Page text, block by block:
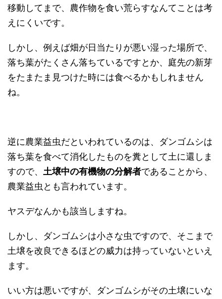
移動してまで、農作物を食い荒らすなんてことは考
えにくいです。
しかし、例えば畑が日当たりが悪い湿った場所で、
落ち葉がたくさん落ちているですとか、庭先の新芽
をたまたま見つけた時には食べるかもしれません
ね。
逆に農業益虫だといわれているのは、ダンゴムシは
落ち葉を食べて消化したものを糞として土に還しま
すので、 土壌中の有機物の分解者であることから、
農業益虫とも言われています。
ヤスデなんかも該当しますね。
しかし、ダンゴムシは小さな虫ですので、そこまで
土壌を改良できるほどの威力は持っていないといえ
ます。
いい方は悪いですが、ダンゴムシがその土壌にいな